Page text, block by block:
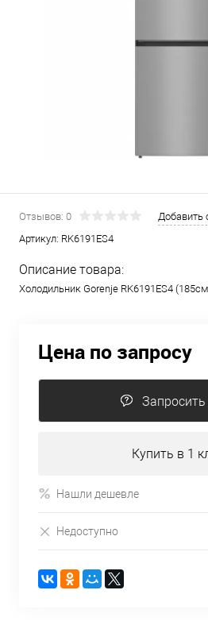
Отзывов: 0
Добавить
Артикул: RK6191ES4
Описание товара:
Холодильник Gorenje RK6191ES4
Цена по запросу
Запросить
Купить в 1
Нашли дешевле
Недоступно